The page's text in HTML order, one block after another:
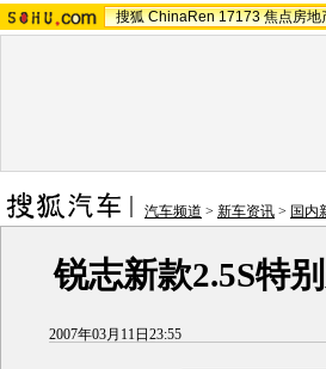
搜狐 ChinaRen 17173 焦点房地
汽车频道 > 新车资讯 > 国内
锐志新款2.5S特
2007年03月11日23:55